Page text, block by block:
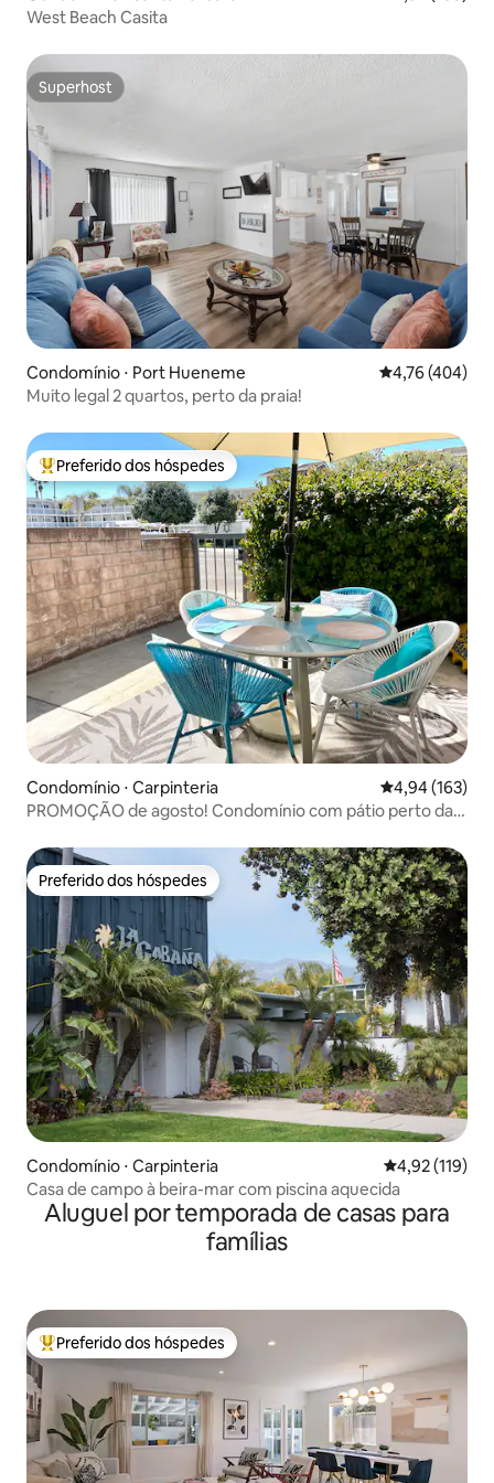
West Beach Casita
Superhost
Superhost
Condomínio ⋅ Port Hueneme 4,76 de uma
4,76 (404)
Muito legal 2 quartos, perto da praia!
Entre os melhores preferidos dos hóspedes
Preferido dos hóspedes
Condomínio ⋅ Carpinteria 4,94 de uma
4,94 (163)
PROMOÇÃO de agosto! Condomínio com pátio perto da
Preferido dos hóspedes
Preferido dos hóspedes
Condomínio ⋅ Carpinteria 4,92 de uma
4,92 (119)
Casa de campo à beira-mar com piscina aquecida
Aluguel por temporada de casas para
famílias
Entre os melhores preferidos dos hóspedes
Preferido dos hóspedes